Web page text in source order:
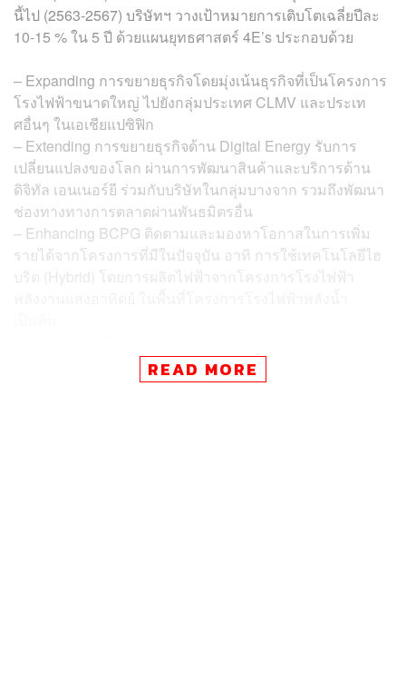
นี้ไป (2563-2567) บริษัทฯ วางเป้าหมายการเติบโตเฉลี่ยปีละ
10-15 % ใน 5 ปี ด้วยแผนยุทธศาสตร์ 4E’s ประกอบด้วย
– Expanding การขยายธุรกิจโดยมุ่งเน้นธุรกิจที่เป็นโครงการ
โรงไฟฟ้าขนาดใหญ่ ไปยังกลุ่มประเทศ CLMV และประเท
ศอื่นๆ ในเอเชียแปซิฟิก
– Extending การขยายธุรกิจด้าน Digital Energy รับการ
เปลี่ยนแปลงของโลก ผ่านการพัฒนาสินค้าและบริการด้าน
ดิจิทัล เอนเนอร์ยี ร่วมกับบริษัทในกลุ่มบางจาก รวมถึงพัฒนา
ช่องทางทางการตลาดผ่านพันธมิตรอื่น
– Enhancing BCPG ติดตามและมองหาโอกาสในการเพิ่ม
รายได้จากโครงการที่มีในปัจจุบัน อาทิ การใช้เทคโนโลยีไฮ
บริด (Hybrid) โดยการผลิตไฟฟ้าจากโครงการโรงไฟฟ้า
การดำเนินงานของทุกโครงการ เพื่อปรับปรุง พัฒนา บริหาร
จัดการโครงการต่างๆ ให้มีประสิทธิภาพสูงสุดอยู่ตลอดเวลา
READ MORE